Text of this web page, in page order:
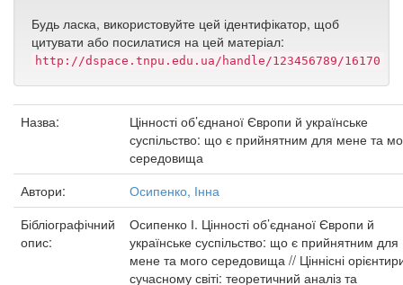
Будь ласка, використовуйте цей ідентифікатор, щоб
цитувати або посилатися на цей матеріал:
http://dspace.tnpu.edu.ua/handle/123456789/16170
Назва:
Цінності об’єднаної Європи й українське
суспільство: що є прийнятним для мене та
середовища
Автори:
Осипенко, Інна
Бібліографічний
опис:
Осипенко І. Цінності об’єднаної Європи й
українське суспільство: що є прийнятним для
мене та мого середовища // Ціннісні
сучасному світі: теоретичний аналіз та